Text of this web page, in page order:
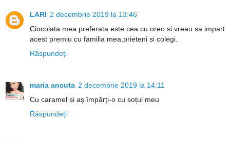
LARI 2 decembrie 2019 la 13:46
Ciocolata mea preferata este cea cu oreo si vreau sa impart
acest premiu cu familia mea,prieteni si colegi.
Răspundeți
maria ancuta 2 decembrie 2019 la 14:11
Cu caramel și aș împărți-o cu soțul meu
Răspundeți